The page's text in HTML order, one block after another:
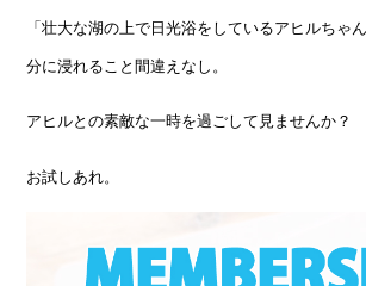
「壮大な湖の上で日光浴をしているアヒルちゃ
分に浸れること間違えなし。
アヒルとの素敵な一時を過ごして見ませんか？
お試しあれ。